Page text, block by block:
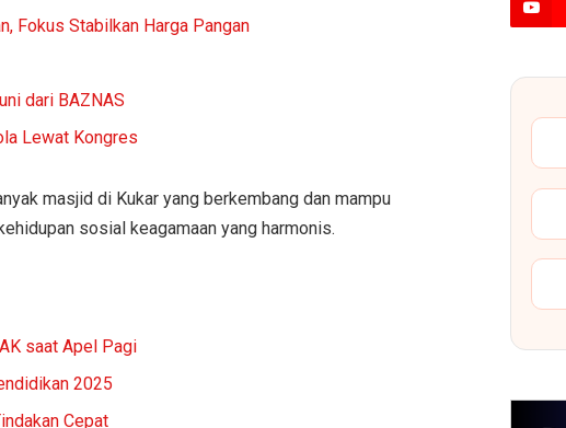
Fokus Stabilkan Harga Pangan
dari BAZNAS
Lewat Kongres
masjid di Kukar yang berkembang dan mampu
sosial keagamaan yang harmonis.
saat Apel Pagi
2025
Cepat